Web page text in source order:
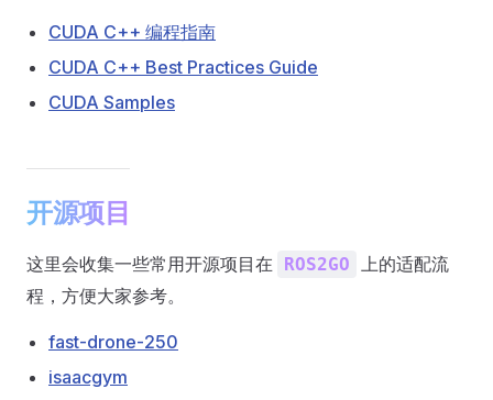
CUDA C++ 编程指南
CUDA C++ Best Practices Guide
CUDA Samples
开源项目
这里会收集一些常用开源项目在 ROS2GO 上的适配流
程，方便大家参考。
fast-drone-250
isaacgym